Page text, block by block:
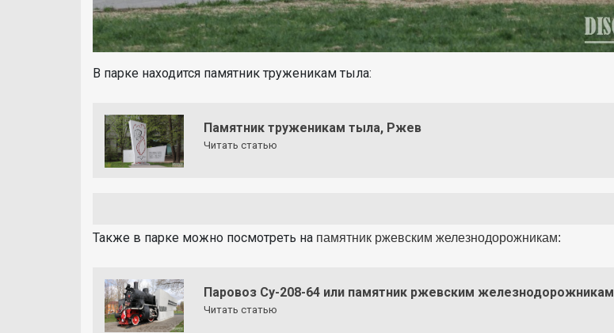
В парке находится памятник труженикам тыла:
Памятник труженикам тыла, Ржев
Читать статью
Также в парке можно посмотреть на памятник ржевским железнодорожникам:
Паровоз Су-208-64 или памятник ржевским железнодорожникам
Читать статью